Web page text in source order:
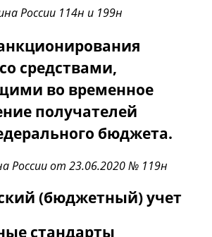
России 114н и 199н
средствами,
во временное
получателей
бюджета.
России от 23.06.2020 № 119н
(бюджетный) учет
стандарты